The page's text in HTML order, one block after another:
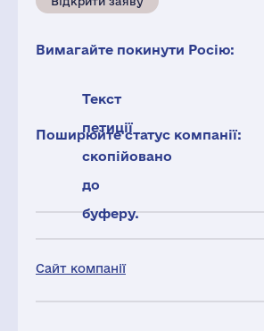
Сайт компанії
Вимагайте покинути Росію:
Текст
петиції
скопійовано
до
буферу.
Поширюйте статус компанії: